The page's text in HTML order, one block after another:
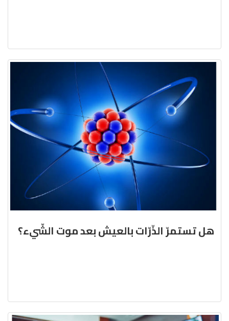
هل تستمرّ الذّرّات بالعيش بعد موت الشّيء؟